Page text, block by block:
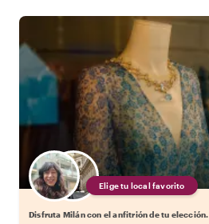
Elige tu local favorito
Disfruta Milán con el anfitrión de tu elección.